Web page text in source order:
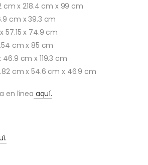
cm x 218.4 cm x 99 cm
cm x 39.3 cm
57.15 x 74.9 cm
cm x 85 cm
cm x 119.3 cm
cm x 54.6 cm x 46.9 cm
en línea aquí.